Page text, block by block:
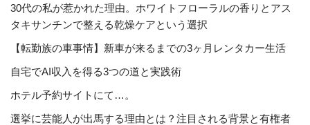
30代の私が惹かれた理由。ホワイトフローラルの香りとアス
タキサンチンで整える乾燥ケアという選択
【転勤族の車事情】新車が来るまでの3ヶ月レンタカー生活
自宅でAI収入を得る3つの道と実践術
ホテル予約サイトにて…。
選挙に芸能人が出馬する理由とは？注目される背景と有権者